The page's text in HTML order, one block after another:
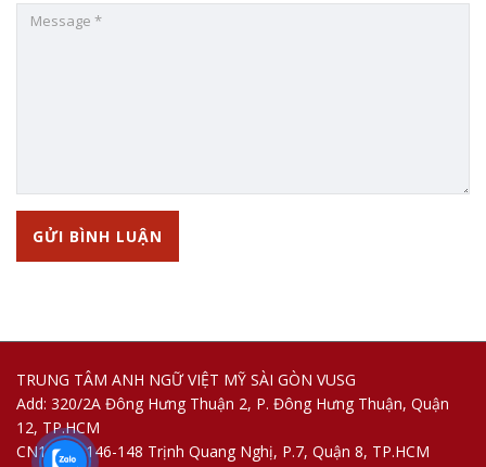
TRUNG TÂM ANH NGỮ VIỆT MỸ SÀI GÒN VUSG
Add: 320/2A Đông Hưng Thuận 2, P. Đông Hưng Thuận, Quận
12, TP.HCM
CN1: 144-146-148 Trịnh Quang Nghị, P.7, Quận 8, TP.HCM